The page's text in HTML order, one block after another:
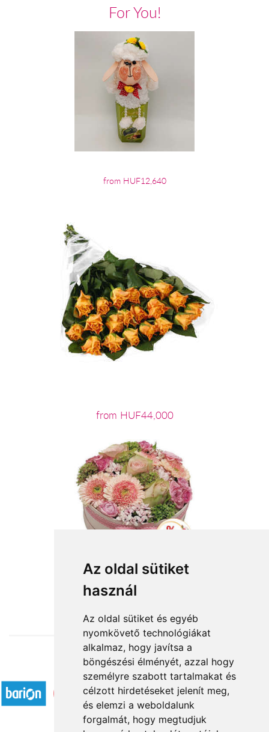
Az oldal sütiket
használ
Az oldal sütiket és egyéb
nyomkövető technológiákat
alkalmaz, hogy javítsa a
böngészési élményét, azzal hogy
személyre szabott tartalmakat és
célzott hirdetéseket jelenít meg,
és elemzi a weboldalunk
forgalmát, hogy megtudjuk
For You!
from HUF12,640
from HUF44,000
from HUF24,960
Accepted payment methods